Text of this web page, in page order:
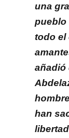
una
pueblo
todo el
añadió
han